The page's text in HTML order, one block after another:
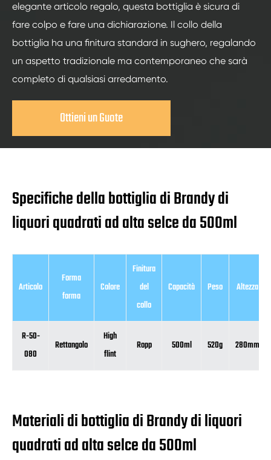
elegante articolo regalo, questa bottiglia è sicura di
fare colpo e fare una dichiarazione. Il collo della
bottiglia ha una finitura standard in sughero, regalando
un aspetto tradizionale ma contemporaneo che sarà
completo di qualsiasi arredamento.
Ottieni un Guote
Specifiche della bottiglia di Brandy di
liquori quadrati ad alta selce da 500ml
Articolo
Forma
forma
Colore
Finitura
del
collo
Capacità Peso Altezza
R-50-
080
Rettangolo
High
flint
Ropp 500ml 520g 280mm
Materiali di bottiglia di Brandy di liquori
quadrati ad alta selce da 500ml